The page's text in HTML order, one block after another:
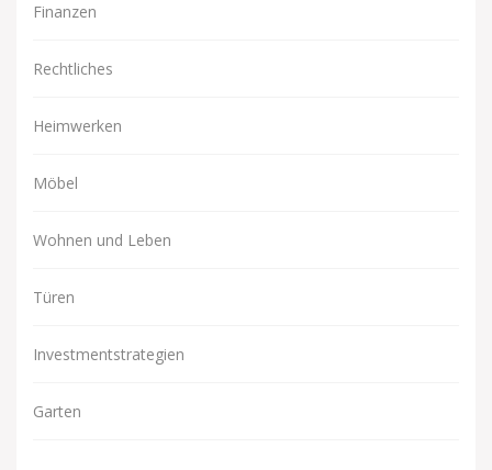
Finanzen
Rechtliches
Heimwerken
Möbel
Wohnen und Leben
Türen
Investmentstrategien
Garten